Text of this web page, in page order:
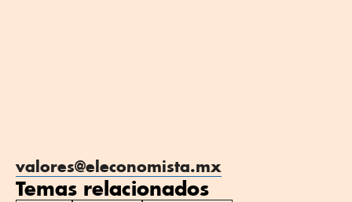
valores@eleconomista.mx
Temas relacionados